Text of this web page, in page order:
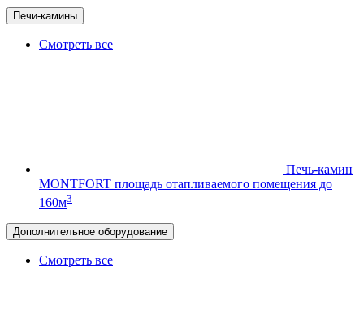
Печи-камины
Смотреть все
Печь-камин
MONTFORT площадь отапливаемого помещения до
160м3
Дополнительное оборудование
Смотреть все